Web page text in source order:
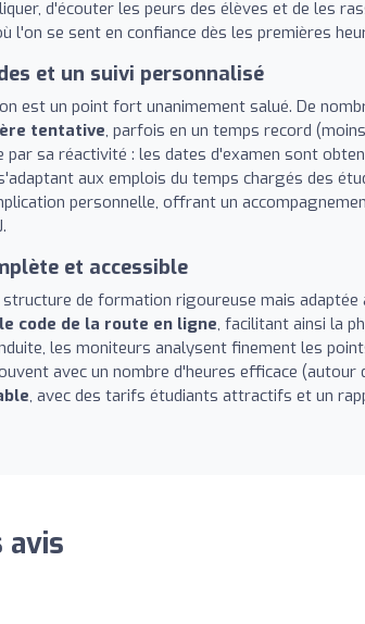
d'écouter les peurs des élèves et de les
l'on se sent en confiance dès les premières
et un suivi personnalisé
est un point fort unanimement salué. De
tentative, parfois en un temps record
par sa réactivité : les dates d'examen sont
aux emplois du temps chargés des
personnelle, offrant un
et accessible
de formation rigoureuse mais adaptée
code de la route en ligne, facilitant ainsi la
les moniteurs analysent finement les
avec un nombre d'heures efficace (autour
, avec des tarifs étudiants attractifs et un
avis